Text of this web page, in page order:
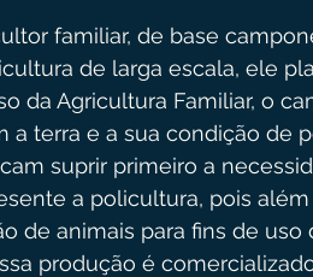
familiar, de base
de larga escala, ele
da Agricultura Familiar, o
terra e a sua condição de
suprir primeiro a
a policultura, pois
de animais para fins de
produção é